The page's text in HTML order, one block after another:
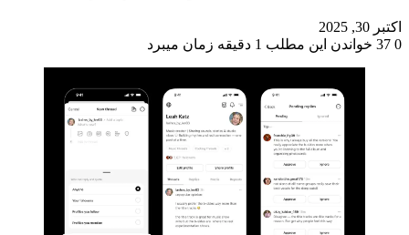
اکتبر 30, 2025
0
خواندن این مطلب 1 دقیقه زمان میبرد